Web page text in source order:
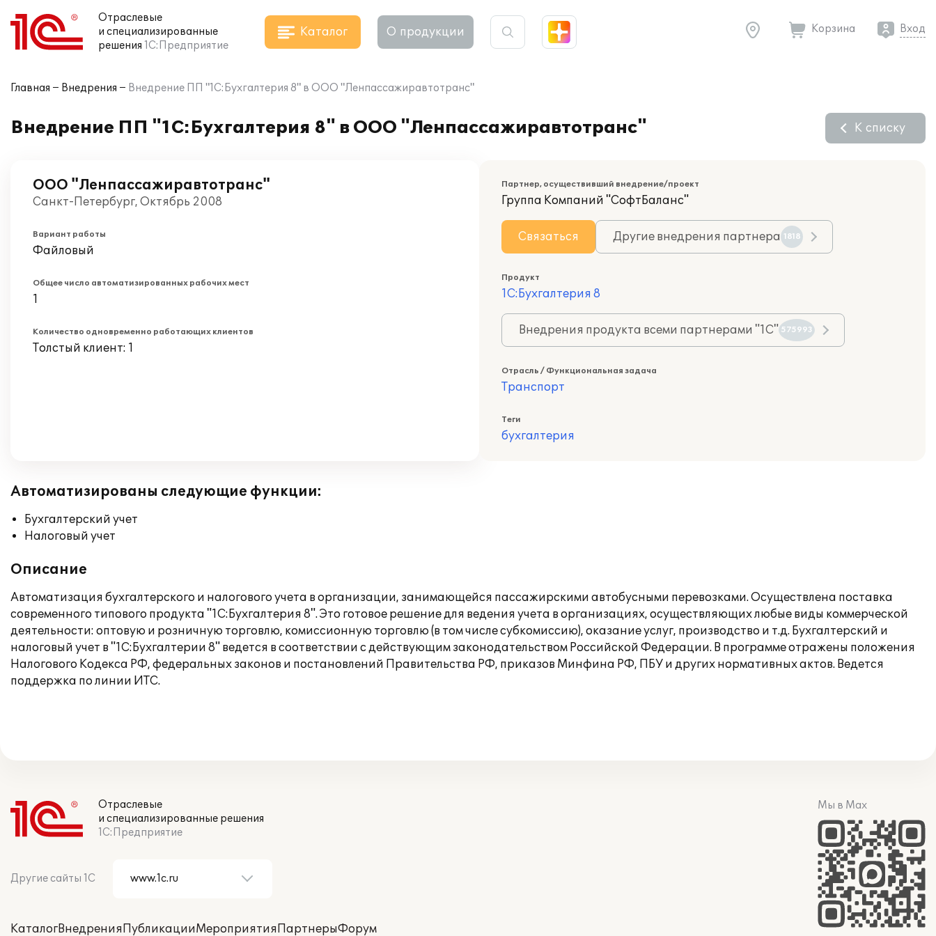
Отраслевые
и специализированные
решения 1С:Предприятие
Каталог О продукции Корзина Вход
Главная Внедрения Внедрение ПП "1С:Бухгалтерия 8" в ООО "Ленпассажиравтотранс"
Внедрение ПП "1С:Бухгалтерия 8" в ООО "Ленпассажиравтотранс" К списку
ООО "Ленпассажиравтотранс"
Санкт-Петербург, Октябрь 2008
Вариант работы
Файловый
Общее число автоматизированных рабочих мест
1
Количество одновременно работающих клиентов
Толстый клиент: 1
Партнер, осуществивший внедрение/проект
Группа Компаний "СофтБаланс"
Связаться Другие внедрения партнера 1818
Продукт
1С:Бухгалтерия 8
Внедрения продукта всеми партнерами "1С" 575993
Отрасль / Функциональная задача
Транспорт
Теги
бухгалтерия
Автоматизированы следующие функции:
Бухгалтерский учет
Налоговый учет
Описание
Автоматизация бухгалтерского и налогового учета в организации, занимающейся пассажирскими автобусными перевозками. Осуществлена поставка
современного типового продукта "1С:Бухгалтерия 8". Это готовое решение для ведения учета в организациях, осуществляющих любые виды коммерческой
деятельности: оптовую и розничную торговлю, комиссионную торговлю (в том числе субкомиссию), оказание услуг, производство и т.д. Бухгалтерский и
налоговый учет в "1С:Бухгалтерии 8" ведется в соответствии с действующим законодательством Российской Федерации. В программе отражены положения
Налогового Кодекса РФ, федеральных законов и постановлений Правительства РФ, приказов Минфина РФ, ПБУ и других нормативных актов. Ведется
поддержка по линии ИТС.
Отраслевые
и специализированные решения
1С:Предприятие
Другие сайты 1С
КаталогВнедренияПубликацииМероприятияПартнерыФорум
Мы в Max